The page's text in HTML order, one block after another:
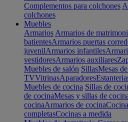
Complementos para colchones
colchones
Muebles
Armarios Armarios de
batientesArmarios puertas
juvenilArmarios infantiles
vestidoresArmarios auxiliares
Muebles de salón SillasMesas
TVVitrinasAparadores
Muebles de cocina Sillas de
de cocinaMesas y sillas de
cocinaArmarios de cocina
completasCocinas a medida